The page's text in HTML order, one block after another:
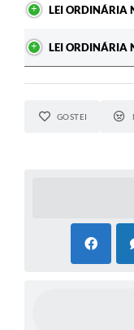
A Prefeitura
Enquete
Jornal
Agenda
LEI ORDINÁRIA
LEI ORDINÁRIA
GOSTEI